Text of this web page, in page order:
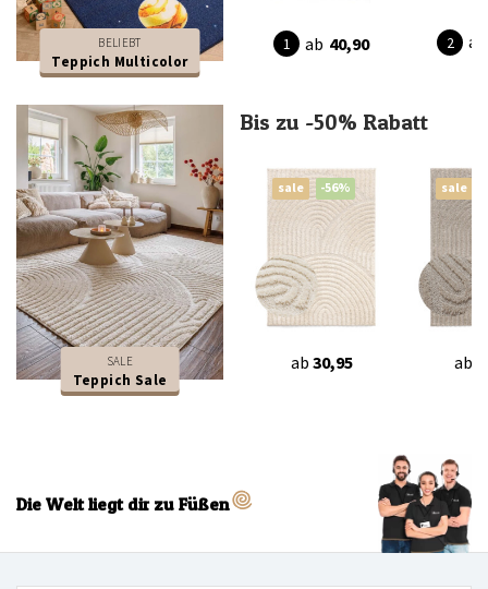
BELIEBT
Teppich Multicolor
ab 40,90 ab
SALE
Teppich Sale
Bis zu -50% Rabatt
sale -56%
ab 30,95
sale
ab
Die Welt liegt dir zu Füßen